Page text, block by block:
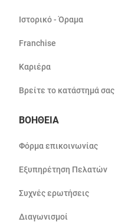
Ιστορικό - Όραμα
Franchise
Καριέρα
Βρείτε το κατάστημά σας
ΒΟΗΘΕΙΑ
Φόρμα επικοινωνίας
Εξυπηρέτηση Πελατών
Συχνές ερωτήσεις
Διαγωνισμοί